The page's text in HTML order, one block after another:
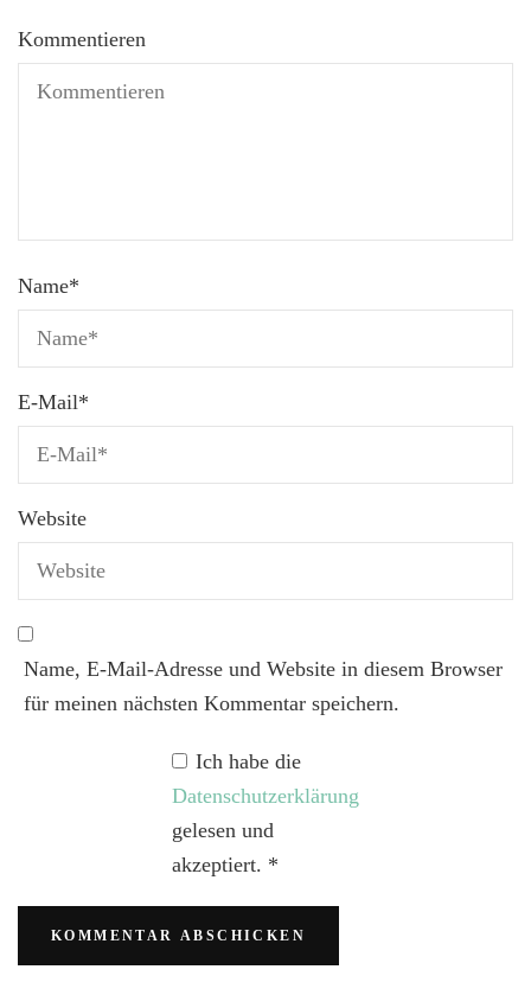
Kommentieren
Name*
E-Mail*
Website
Name, E-Mail-Adresse und Website in diesem Browser
für meinen nächsten Kommentar speichern.
Ich habe die
Datenschutzerklärung
gelesen und
akzeptiert. *